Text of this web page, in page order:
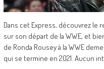
Dans cet Express, découvrez le
sur son départ de la WWE, et
de Ronda Rousey à la WWE
qui se termine en 2021. Aucun